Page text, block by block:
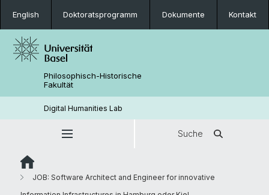
English Doktoratsprogramm Dokumente Kontakt
Philosophisch-Historische
Fakultät
Digital Humanities Lab
Suche
JOB: Software Architect and Engineer for innovative